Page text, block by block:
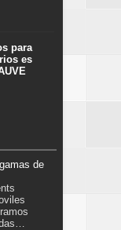
para
es
de